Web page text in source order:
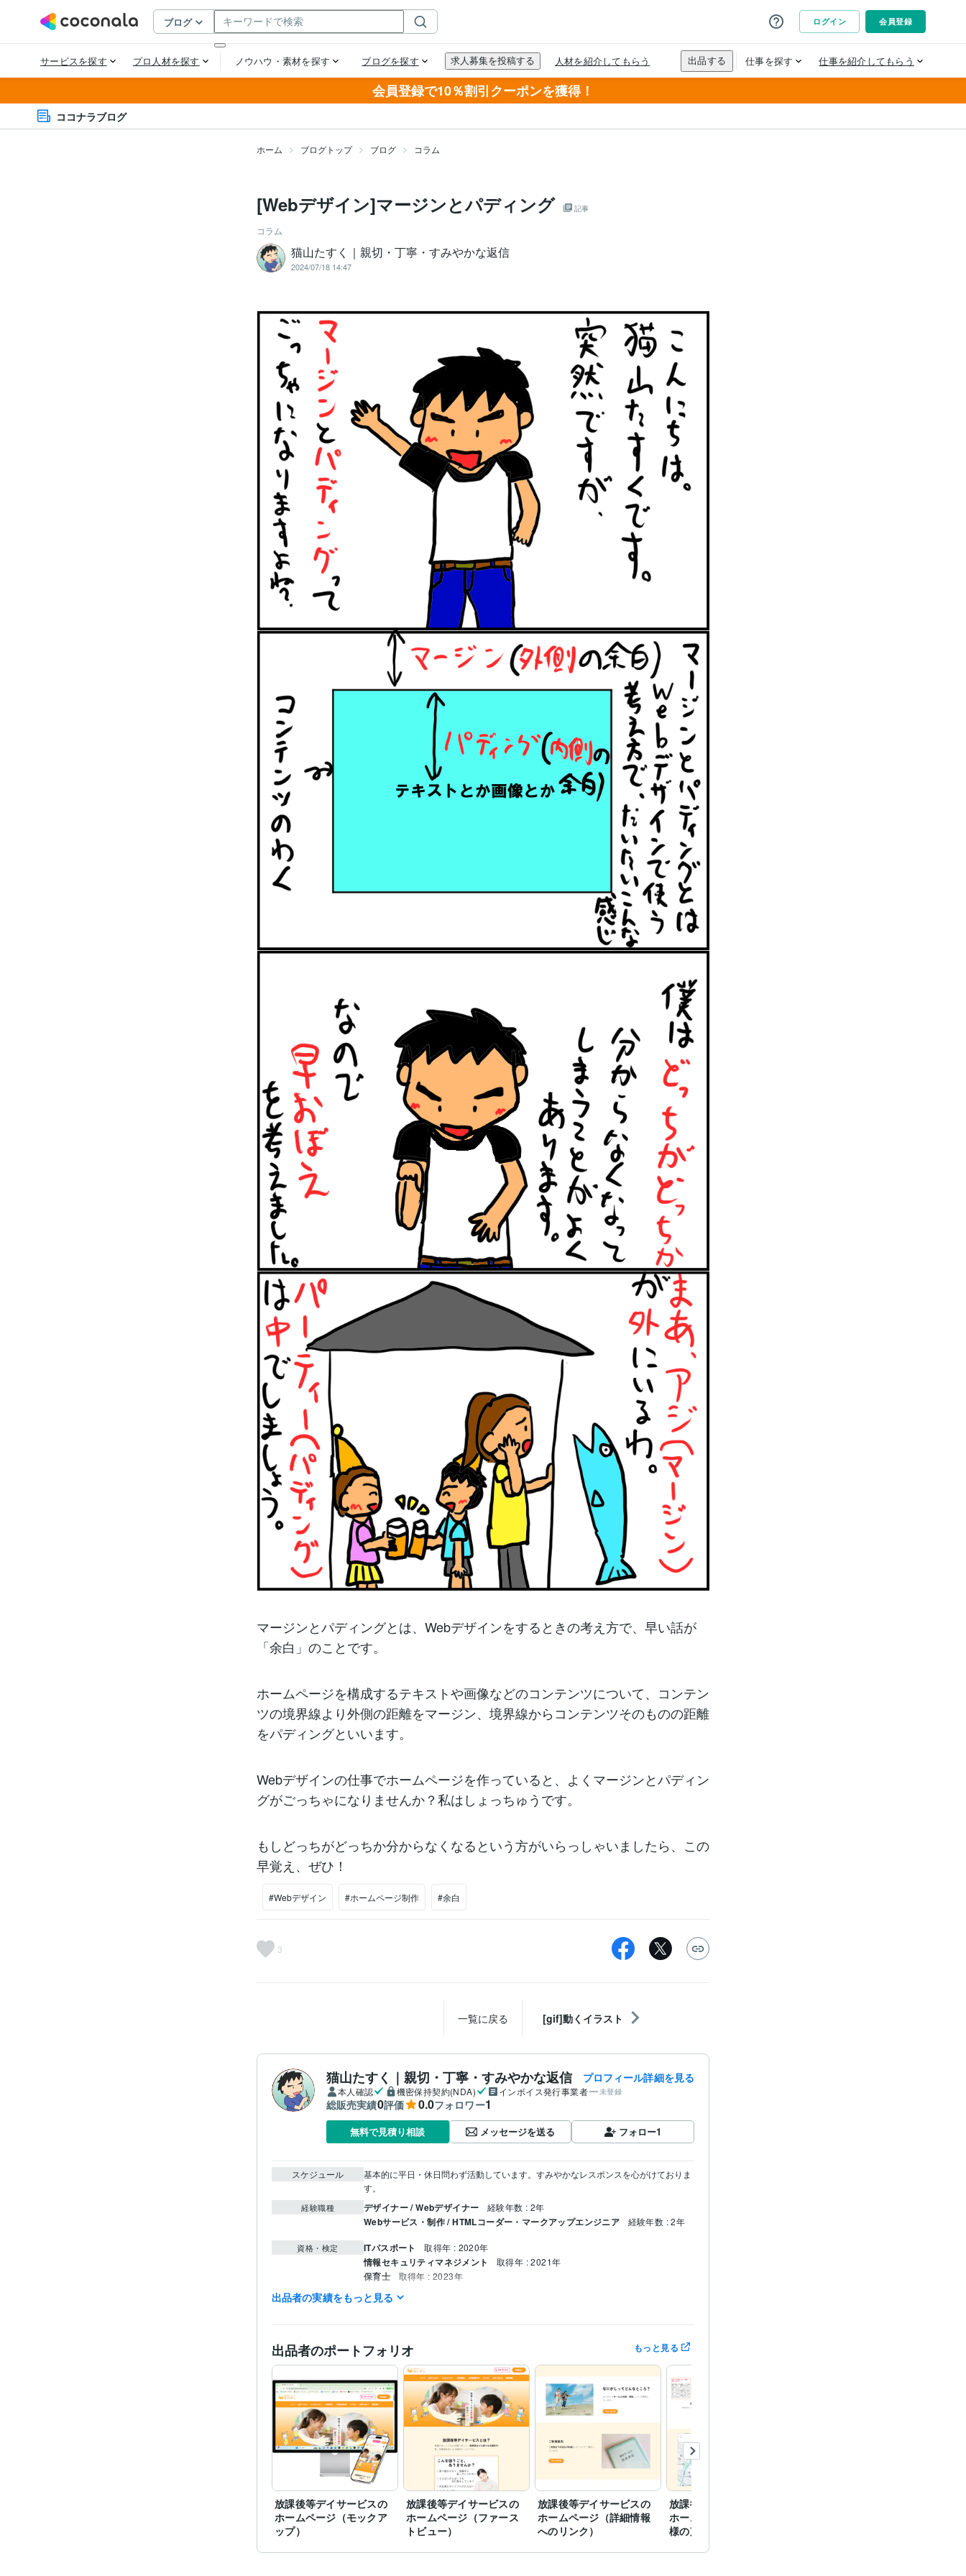
会員登録で10％割引クーポンを獲得！
ココナラブログ
ホーム ブログトップ ブログ コラム
[Webデザイン]マージンとパディング 記事
コラム
猫山たすく｜親切・丁寧・すみやかな返信
2024/07/18 14:47
マージンとパディングとは、Webデザインをするときの考え方で、早い話が
「余白」のことです。
ホームページを構成するテキストや画像などのコンテンツについて、コンテン
ツの境界線より外側の距離をマージン、境界線からコンテンツそのものの距離
をパディングといいます。
Webデザインの仕事でホームページを作っていると、よくマージンとパディン
グがごっちゃになりませんか？私はしょっちゅうです。
もしどっちがどっちか分からなくなるという方がいらっしゃいましたら、この
早覚え、ぜひ！
#Webデザイン #ホームページ制作 #余白
3
一覧に戻る [gif]動くイラスト
猫山たすく｜親切・丁寧・すみやかな返信 プロフィール詳細を見る
本人確認 機密保持契約(NDA) インボイス発行事業者 未登録
総販売実績0評価 0.0フォロワー1
無料で見積り相談 メッセージを送る フォロー1
スケジュール
基本的に平日・休日問わず活動しています。すみやかなレスポンスを心がけておりま
す。
経験職種 デザイナー / Webデザイナー 経験年数 : 2年
Webサービス・制作 / HTMLコーダー・マークアップエンジニア 経験年数 : 2年
資格・検定 ITパスポート 取得年 : 2020年
情報セキュリティマネジメント 取得年 : 2021年
保育士 取得年 : 2023年
プログラミング言 CSS:3年HTML:3年
ティブツール
Web制作・HP作成・EC構築 ホームページ制作
LP（ランディングページ）制作
バナー制作
Webデザイン ホームページ制作 LP制作 バナー制作
出品者の実績をもっと見る
出品者のポートフォリオ もっと見る
放課後等デイサービスの
ホームページ（モックア
ップ）
放課後等デイサービスの
ホームページ（ファース
トビュー）
放課後等デイサービスの
ホームページ（詳細情報
へのリンク）
放課後等デイサービスの
ホームページ（ご利用者
様の声）